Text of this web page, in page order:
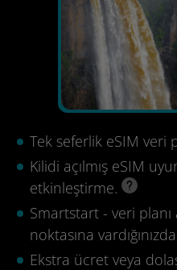
Tek seferlik eSIM veri
Kilidi açılmış eSIM
etkinleştirme.
Smartstart - veri planı
noktasına
Ekstra ücret veya